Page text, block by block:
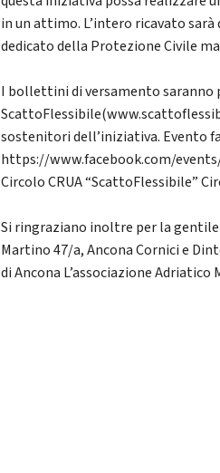
in un attimo. L’intero ricavato
dedicato della Protezione Civile
I bollettini di versamento saranno
sostenitori dell’iniziativa. Evento
https://www.facebook.com/
Circolo CRUA “ScattoFlessibile”
Si ringraziano inoltre per la
Martino 47/a, Ancona Cornici e
di Ancona L’associazione Adriatico